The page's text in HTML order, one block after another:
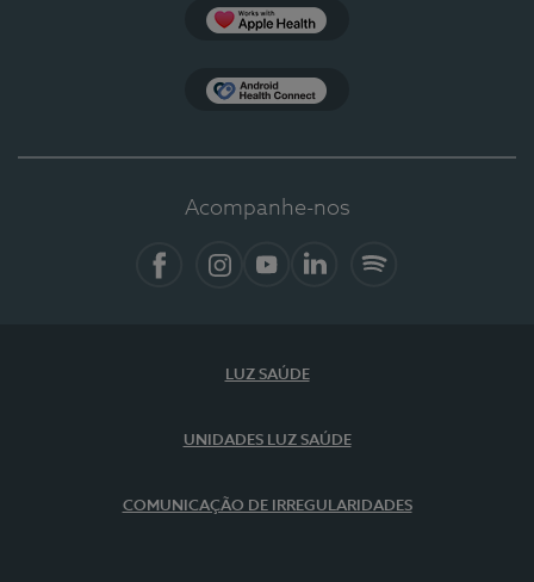
Acompanhe-nos
LUZ SAÚDE
UNIDADES LUZ SAÚDE
COMUNICAÇÃO DE IRREGULARIDADES